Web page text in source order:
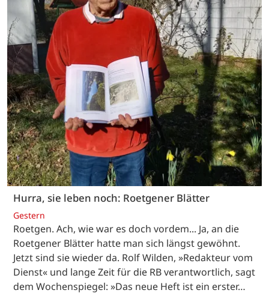
Hurra, sie leben noch: Roetgener Blätter
Gestern
Roetgen. Ach, wie war es doch vordem... Ja, an die
Roetgener Blätter hatte man sich längst gewöhnt.
Jetzt sind sie wieder da. Rolf Wilden, »Redakteur vom
Dienst« und lange Zeit für die RB verantwortlich, sagt
dem Wochenspiegel: »Das neue Heft ist ein erster…